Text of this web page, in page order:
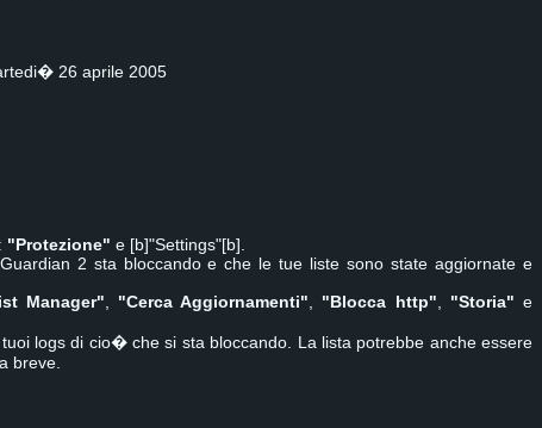
26 aprile 2005
"Protezione" e [b]"Settings"[b].
2 sta bloccando e che le tue liste sono state aggiornate e
Manager", "Cerca Aggiornamenti", "Blocca http", "Storia" e
logs di cio� che si sta bloccando. La lista potrebbe anche essere
breve.